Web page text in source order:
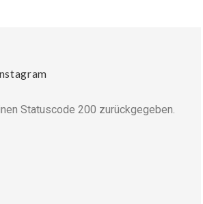
Statuscode 200 zurückgegeben.